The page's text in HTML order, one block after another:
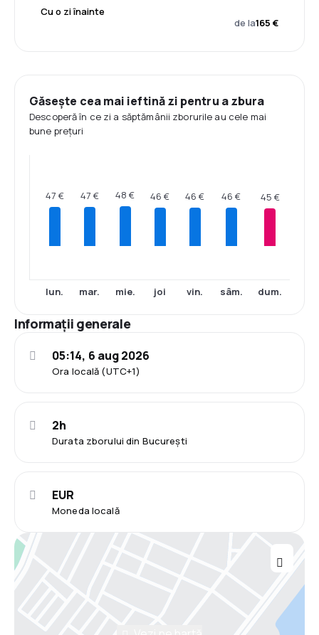
Cu o zi înainte
de la165 €
Găsește cea mai ieftină zi pentru a zbura
Descoperă în ce zi a săptămânii zborurile au cele mai
bune prețuri
47 €
lun.
47 €
mar.
48 €
mie.
46 €
joi
46 €
vin.
46 €
sâm.
45 €
dum.
Informații generale
Ora locală (UTC+1)
05:14, 6 aug 2026
Durata zborului din București
2h
Moneda locală
EUR